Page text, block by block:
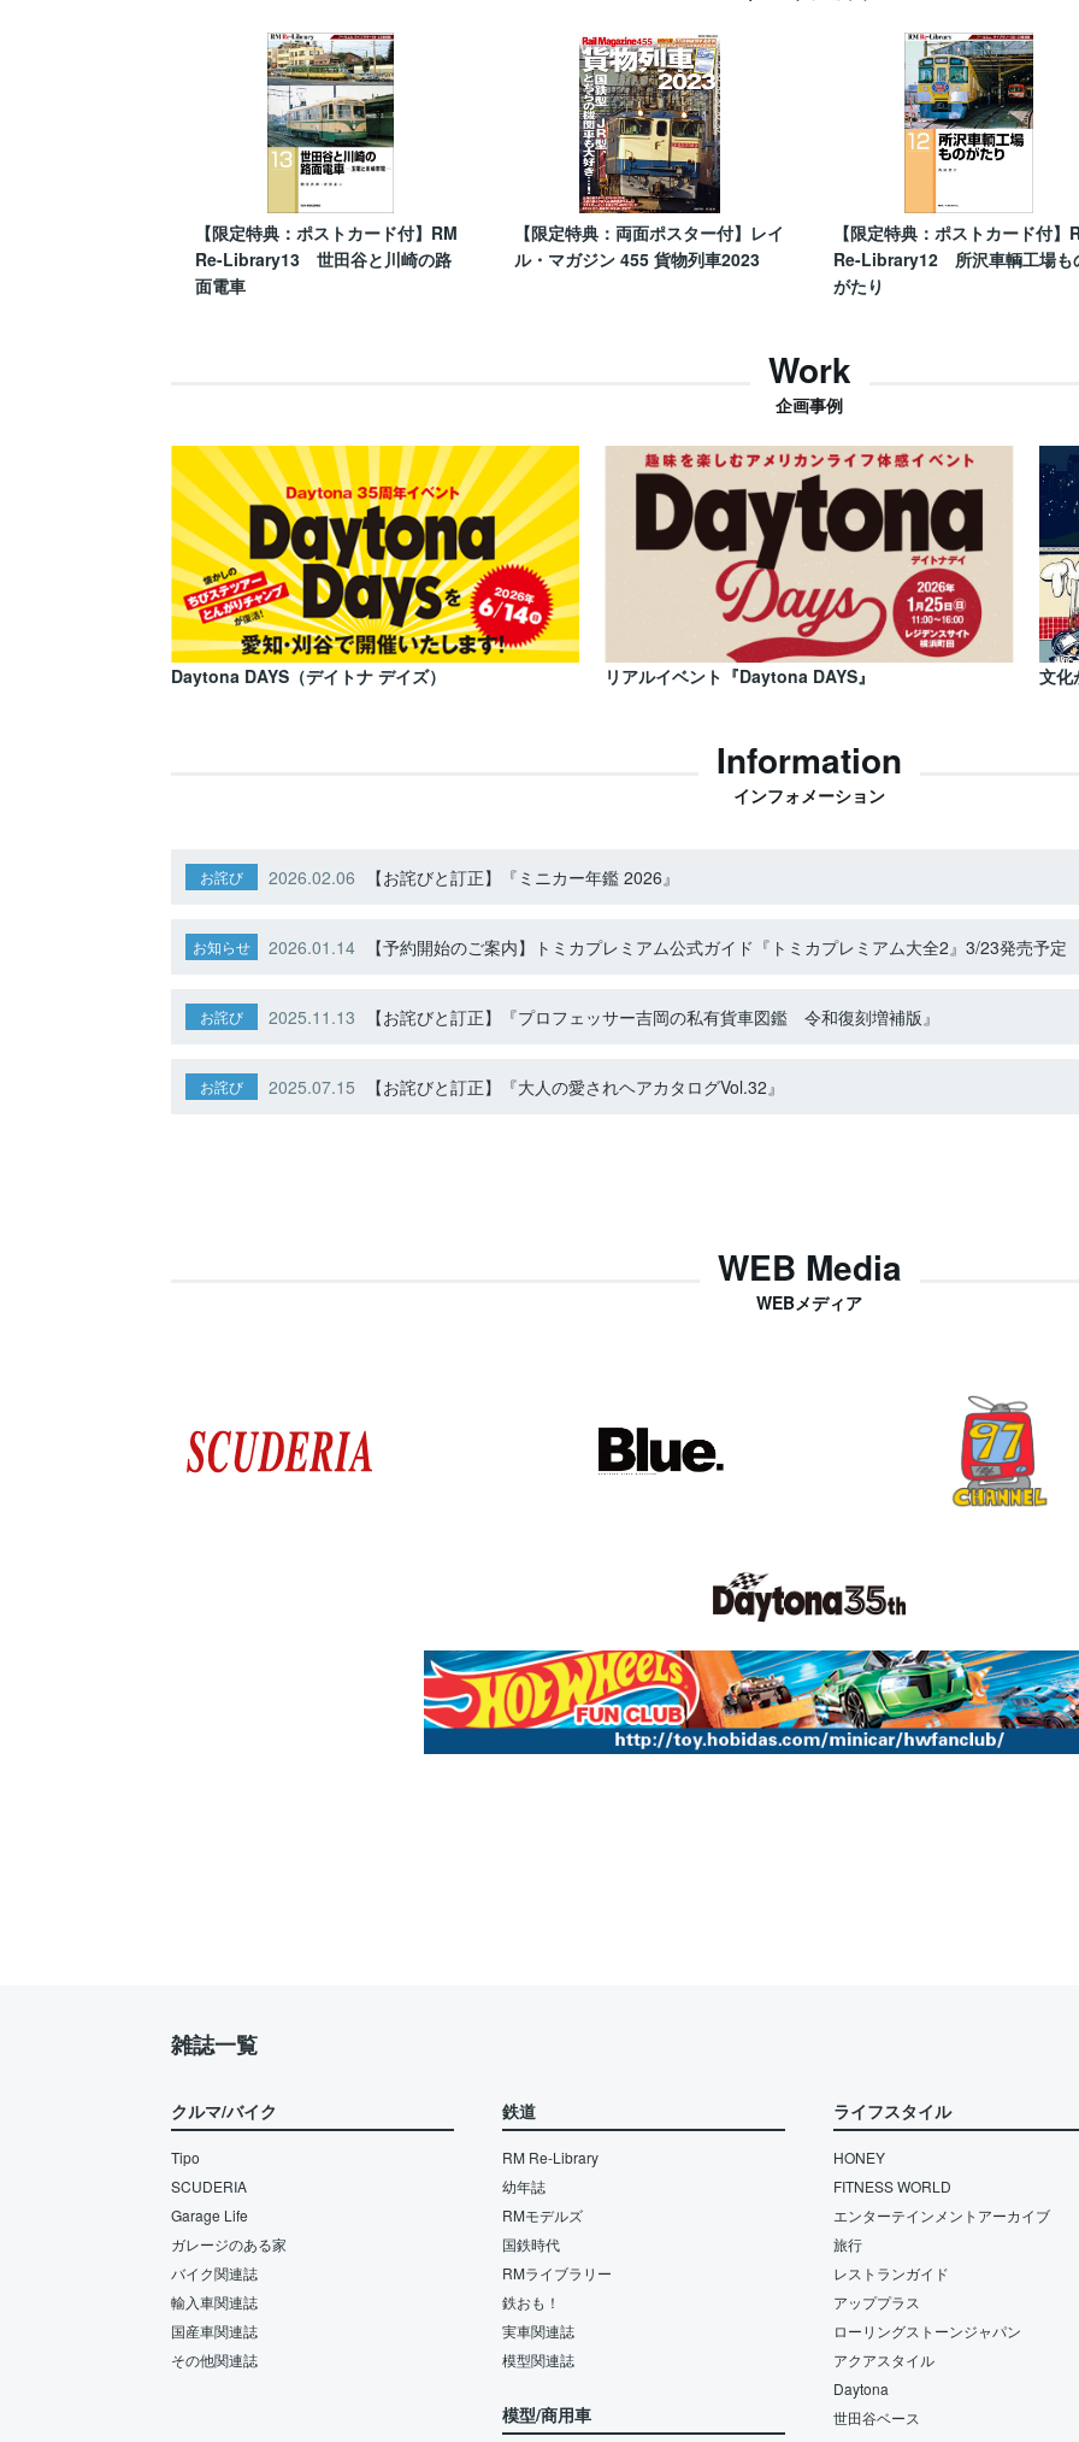
【限定特典：ポストカード付】RM
Re-Library13 世田谷と川崎の路
面電車
【限定特典：両面ポスター付】レイ
ル・マガジン 455 貨物列車2023
【限定特典：ポストカード付】
Re-Library12 所沢車輌工場も
がたり
Work
企画事例
Daytona DAYS（デイトナ デイズ） リアルイベント『Daytona DAYS』 文化
Information
インフォメーション
お詫び 2026.02.06 【お詫びと訂正】『ミニカー年鑑 2026』
お知らせ 2026.01.14 【予約開始のご案内】トミカプレミアム公式ガイド『トミカプレミアム大全2』3/23発売予定
お詫び 2025.11.13 【お詫びと訂正】『プロフェッサー吉岡の私有貨車図鑑 令和復刻増補版』
お詫び 2025.07.15 【お詫びと訂正】『大人の愛されヘアカタログVol.32』
WEB Media
WEBメディア
雑誌一覧
クルマ/バイク
Tipo
SCUDERIA
Garage Life
ガレージのある家
バイク関連誌
輸入車関連誌
国産車関連誌
その他関連誌
鉄道
RM Re-Library
幼年誌
RMモデルズ
国鉄時代
RMライブラリー
鉄おも！
実車関連誌
模型関連誌
模型/商用車
ライフスタイル
HONEY
FITNESS WORLD
エンターテインメントアーカイブ
旅行
レストランガイド
アッププラス
ローリングストーンジャパン
アクアスタイル
Daytona
世田谷ベース